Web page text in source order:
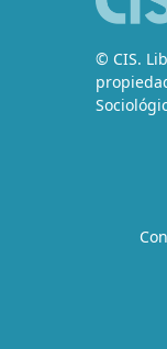
© CIS.